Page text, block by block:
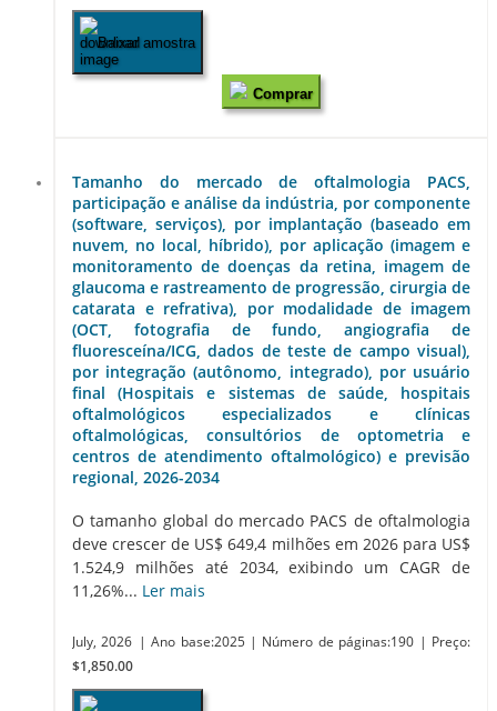
Baixar amostra
Comprar
Tamanho do mercado de oftalmologia PACS,
participação e análise da indústria, por componente
(software, serviços), por implantação (baseado em
nuvem, no local, híbrido), por aplicação (imagem e
monitoramento de doenças da retina, imagem de
glaucoma e rastreamento de progressão, cirurgia de
catarata e refrativa), por modalidade de imagem
(OCT, fotografia de fundo, angiografia de
fluoresceína/ICG, dados de teste de campo visual),
por integração (autônomo, integrado), por usuário
final (Hospitais e sistemas de saúde, hospitais
oftalmológicos especializados e clínicas
oftalmológicas, consultórios de optometria e
centros de atendimento oftalmológico) e previsão
regional, 2026-2034
O tamanho global do mercado PACS de oftalmologia
deve crescer de US$ 649,4 milhões em 2026 para US$
1.524,9 milhões até 2034, exibindo um CAGR de
11,26%... Ler mais
July, 2026 | Ano base:2025 | Número de páginas:190 | Preço:
$1,850.00